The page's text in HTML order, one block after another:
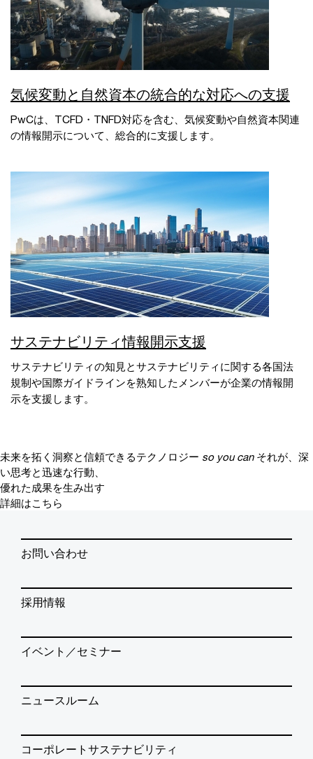
気候変動と自然資本の統合的な対応への支援
PwCは、TCFD・TNFD対応を含む、気候変動や自然資本関連
の情報開示について、総合的に支援します。
サステナビリティ情報開示支援
サステナビリティの知見とサステナビリティに関する各国法
規制や国際ガイドラインを熟知したメンバーが企業の情報開
示を支援します。
未来を拓く洞察と信頼できるテクノロジー so you can それが、深
い思考と迅速な行動、
優れた成果を生み出す
詳細はこちら
お問い合わせ
採用情報
イベント／セミナー
ニュースルーム
コーポレートサステナビリティ